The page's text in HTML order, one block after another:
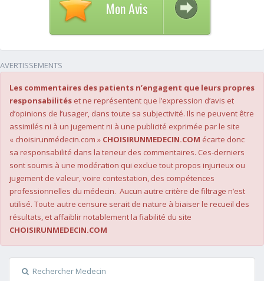
Mon Avis
AVERTISSEMENTS
Les commentaires des patients n’engagent que leurs propres
responsabilités et ne représentent que l’expression d’avis et
d’opinions de l’usager, dans toute sa subjectivité. Ils ne peuvent être
assimilés ni à un jugement ni à une publicité exprimée par le site
« choisirunmédecin.com » CHOISIRUNMEDECIN.COM écarte donc
sa responsabilité dans la teneur des commentaires. Ces-derniers
sont soumis à une modération qui exclue tout propos injurieux ou
jugement de valeur, voire contestation, des compétences
professionnelles du médecin. Aucun autre critère de filtrage n’est
utilisé. Toute autre censure serait de nature à biaiser le recueil des
résultats, et affaiblir notablement la fiabilité du site
CHOISIRUNMEDECIN.COM
Rechercher Medecin